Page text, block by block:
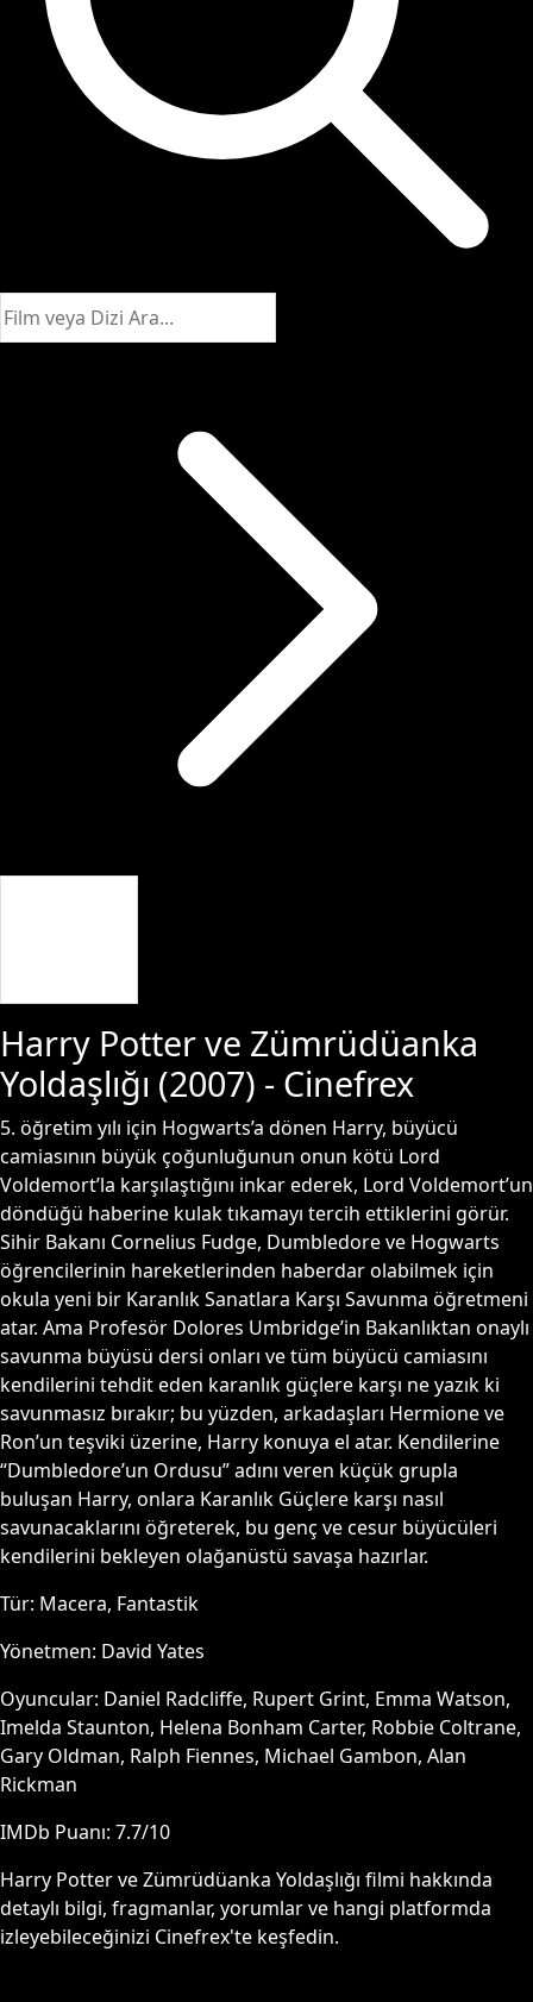
Harry Potter ve Zümrüdüanka
Yoldaşlığı (2007) - Cinefrex
5. öğretim yılı için Hogwarts’a dönen Harry, büyücü
camiasının büyük çoğunluğunun onun kötü Lord
Voldemort’la karşılaştığını inkar ederek, Lord Voldemort’un
döndüğü haberine kulak tıkamayı tercih ettiklerini görür.
Sihir Bakanı Cornelius Fudge, Dumbledore ve Hogwarts
öğrencilerinin hareketlerinden haberdar olabilmek için
okula yeni bir Karanlık Sanatlara Karşı Savunma öğretmeni
atar. Ama Profesör Dolores Umbridge’in Bakanlıktan onaylı
savunma büyüsü dersi onları ve tüm büyücü camiasını
kendilerini tehdit eden karanlık güçlere karşı ne yazık ki
savunmasız bırakır; bu yüzden, arkadaşları Hermione ve
Ron’un teşviki üzerine, Harry konuya el atar. Kendilerine
“Dumbledore’un Ordusu” adını veren küçük grupla
buluşan Harry, onlara Karanlık Güçlere karşı nasıl
savunacaklarını öğreterek, bu genç ve cesur büyücüleri
kendilerini bekleyen olağanüstü savaşa hazırlar.
Tür: Macera, Fantastik
Yönetmen: David Yates
Oyuncular: Daniel Radcliffe, Rupert Grint, Emma Watson,
Imelda Staunton, Helena Bonham Carter, Robbie Coltrane,
Gary Oldman, Ralph Fiennes, Michael Gambon, Alan
Rickman
IMDb Puanı: 7.7/10
Harry Potter ve Zümrüdüanka Yoldaşlığı filmi hakkında
detaylı bilgi, fragmanlar, yorumlar ve hangi platformda
izleyebileceğinizi Cinefrex'te keşfedin.